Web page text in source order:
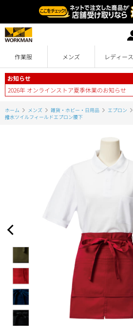
作業服 メンズ レディース
お知らせ
2026年 オンラインストア夏季休業のお知らせ
ホーム メンズ 雑貨・ホビー・日用品
エプロン
撥水ツイルフィールドエプロン腰下